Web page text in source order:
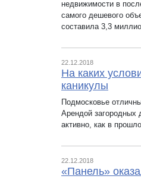
недвижимости в
самого дешевого
составила 3,3
22.12.2018
На каких
каникулы
Подмосковье
Арендой загородных
активно, как в
22.12.2018
«Панель»